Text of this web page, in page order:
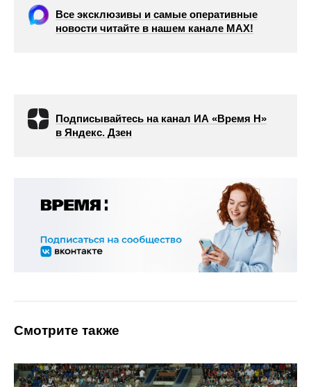
Все эксклюзивы и самые оперативные
новости читайте в нашем канале МАХ!
Подписывайтесь на канал ИА «Время Н»
в Яндекс. Дзен
Смотрите также